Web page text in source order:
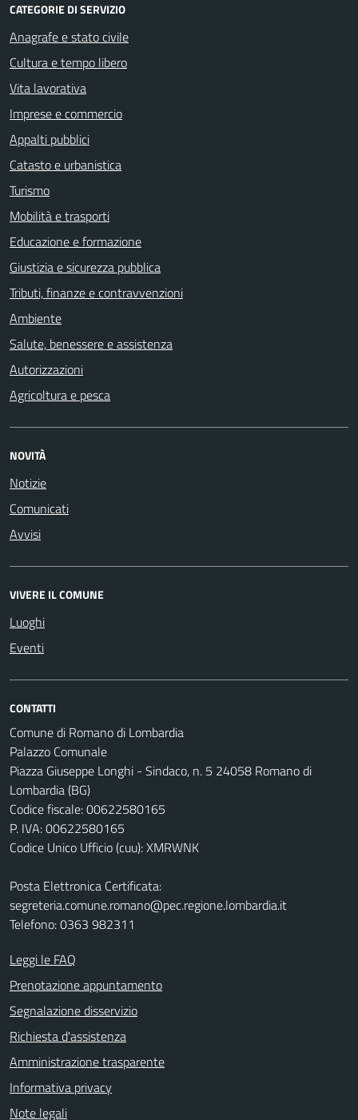
CATEGORIE DI SERVIZIO
Anagrafe e stato civile
Cultura e tempo libero
Vita lavorativa
Imprese e commercio
Appalti pubblici
Catasto e urbanistica
Turismo
Mobilità e trasporti
Educazione e formazione
Giustizia e sicurezza pubblica
Tributi, finanze e contravvenzioni
Ambiente
Salute, benessere e assistenza
Autorizzazioni
Agricoltura e pesca
NOVITÀ
Notizie
Comunicati
Avvisi
VIVERE IL COMUNE
Luoghi
Eventi
CONTATTI
Comune di Romano di Lombardia
Palazzo Comunale
Piazza Giuseppe Longhi - Sindaco, n. 5 24058 Romano di
Lombardia (BG)
Codice fiscale: 00622580165
P. IVA: 00622580165
Codice Unico Ufficio (cuu): XMRWNK
Posta Elettronica Certificata:
segreteria.comune.romano@pec.regione.lombardia.it
Telefono: 0363 982311
Leggi le FAQ
Prenotazione appuntamento
Segnalazione disservizio
Richiesta d'assistenza
Amministrazione trasparente
Informativa privacy
Note legali